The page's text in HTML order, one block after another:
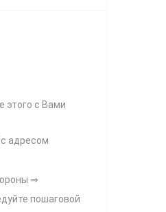
этого с Вами
адресом
⇒
пошаговой